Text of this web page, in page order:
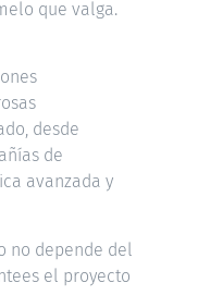
que valga.
desde
de
avanzada y
no depende del
el proyecto